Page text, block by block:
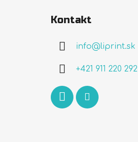
Kontakt
info@liprint.sk
+421 911 220 292